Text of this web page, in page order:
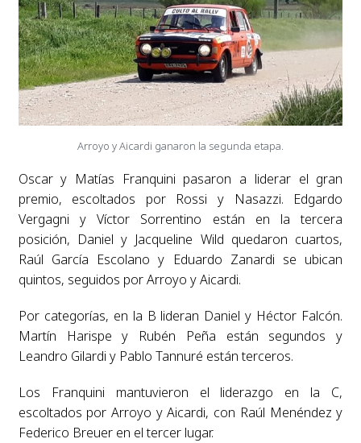
Arroyo y Aicardi ganaron la segunda etapa.
Oscar y Matías Franquini pasaron a liderar el gran
premio, escoltados por Rossi y Nasazzi. Edgardo
Vergagni y Víctor Sorrentino están en la tercera
posición, Daniel y Jacqueline Wild quedaron cuartos,
Raúl García Escolano y Eduardo Zanardi se ubican
quintos, seguidos por Arroyo y Aicardi.
Por categorías, en la B lideran Daniel y Héctor Falcón.
Martín Harispe y Rubén Peña están segundos y
Leandro Gilardi y Pablo Tannuré están terceros.
Los Franquini mantuvieron el liderazgo en la C,
escoltados por Arroyo y Aicardi, con Raúl Menéndez y
Federico Breuer en el tercer lugar.